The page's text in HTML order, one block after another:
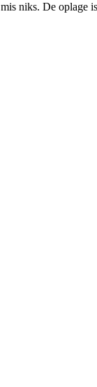
niks. De oplage